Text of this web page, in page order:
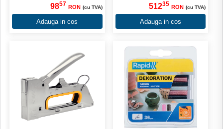
9857 RON (cu TVA)
Adauga in cos
51235 RON (cu TVA)
Adauga in cos